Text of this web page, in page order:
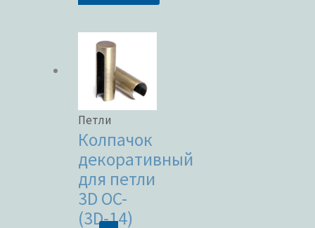
Петли
Колпачок
декоративный
для петли
3D OC-
(3D-14)